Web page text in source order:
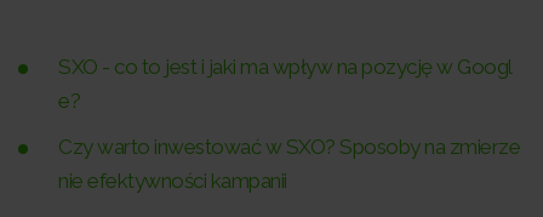
SXO - co to jest i jaki ma wpływ na pozycję w Googl
e?
Czy warto inwestować w SXO? Sposoby na zmierze
nie efektywności kampanii